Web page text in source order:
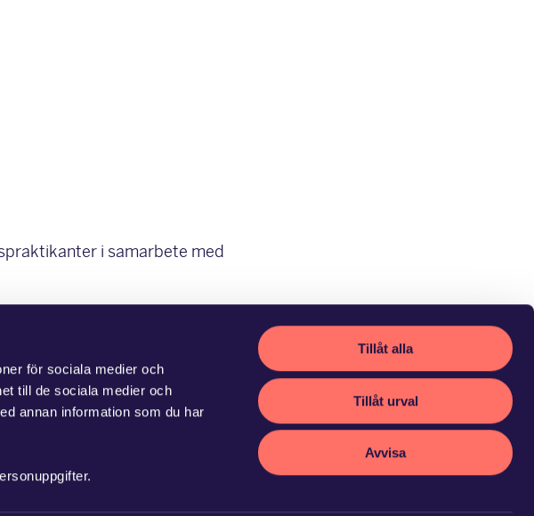
för sociala medier och
till de sociala medier och
annan information som du har
Tillåt alla
Tillåt urval
Avvisa
i samarbete med